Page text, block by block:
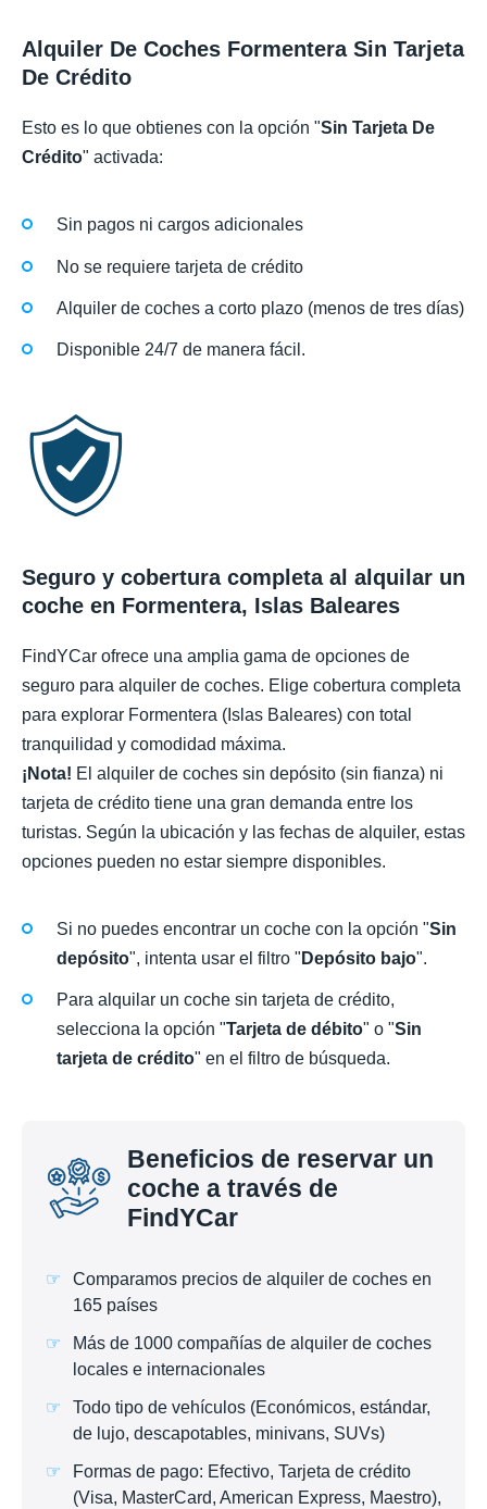
Alquiler De Coches Formentera Sin Tarjeta
De Crédito
Esto es lo que obtienes con la opción "Sin Tarjeta De
Crédito" activada:
Sin pagos ni cargos adicionales
No se requiere tarjeta de crédito
Alquiler de coches a corto plazo (menos de tres días)
Disponible 24/7 de manera fácil.
Seguro y cobertura completa al alquilar un
coche en Formentera, Islas Baleares
FindYCar ofrece una amplia gama de opciones de
seguro para alquiler de coches. Elige cobertura completa
para explorar Formentera (Islas Baleares) con total
tranquilidad y comodidad máxima.
¡Nota! El alquiler de coches sin depósito (sin fianza) ni
tarjeta de crédito tiene una gran demanda entre los
turistas. Según la ubicación y las fechas de alquiler, estas
opciones pueden no estar siempre disponibles.
Si no puedes encontrar un coche con la opción "Sin
depósito", intenta usar el filtro " Depósito bajo".
Para alquilar un coche sin tarjeta de crédito,
selecciona la opción "Tarjeta de débito" o "Sin
tarjeta de crédito" en el filtro de búsqueda.
Beneficios de reservar un
coche a través de
FindYCar
Comparamos precios de alquiler de coches en
165 países
Más de 1000 compañías de alquiler de coches
locales e internacionales
Todo tipo de vehículos (Económicos, estándar,
de lujo, descapotables, minivans, SUVs)
Formas de pago: Efectivo, Tarjeta de crédito
(Visa, MasterCard, American Express, Maestro),